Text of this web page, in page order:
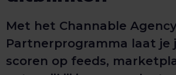
Met het Channable
Partnerprogramma laat je
scoren op feeds,